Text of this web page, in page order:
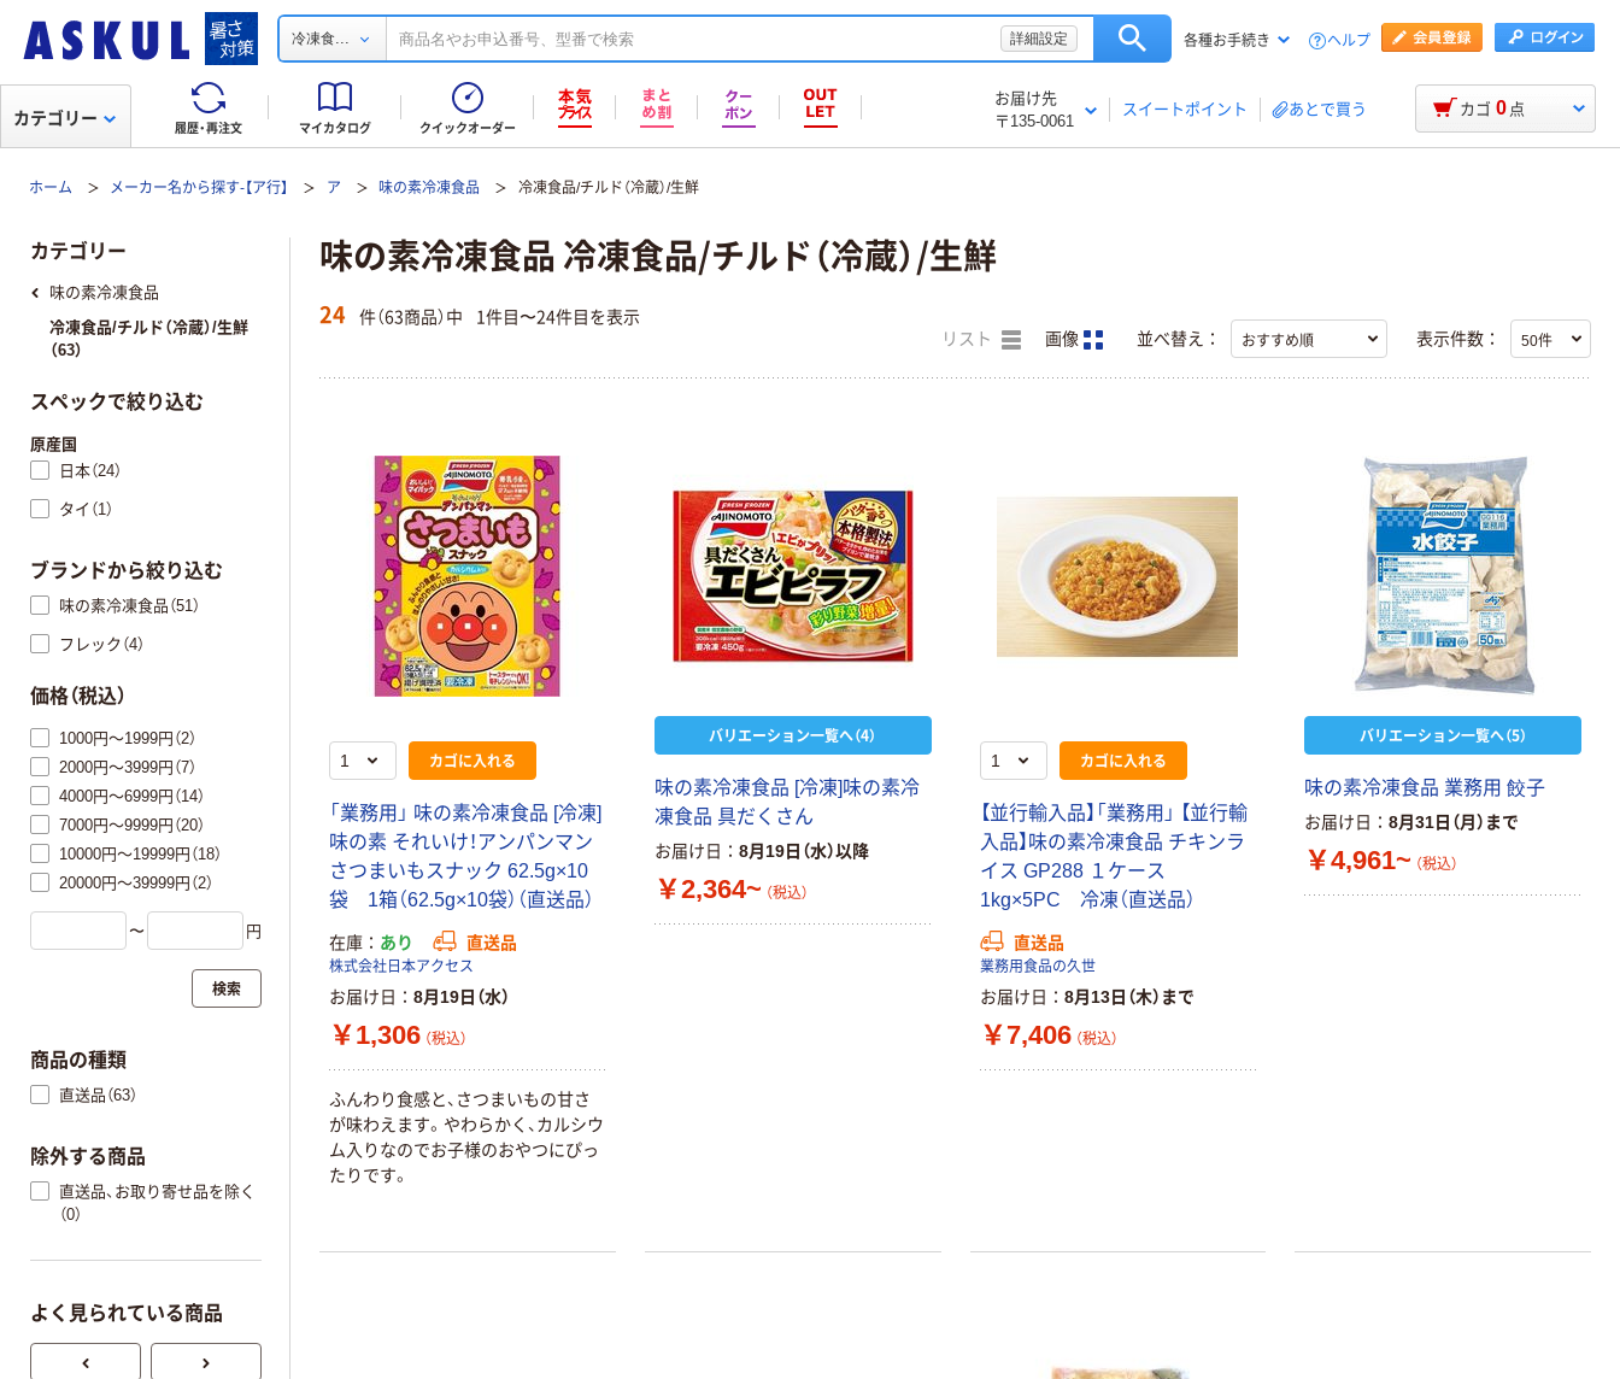
冷凍食... 詳細設定 各種お手続き ヘルプ
履歴・再注文 マイカタログ クイックオーダー
お届け先
〒135-0061
スイートポイント あとで買う
カテゴリー カゴ 0 点
ホーム メーカー名から探す-【ア行】 ア 味の素冷凍食品 冷凍食品/チルド（冷蔵）/生鮮
味の素冷凍食品 冷凍食品/チルド（冷蔵）/生鮮
24 件（63商品）中 1件目〜24件目を表示
リスト 画像 並べ替え： 表示件数：
カゴに入れる
「業務用」 味の素冷凍食品 [冷凍]
味の素 それいけ！アンパンマン
さつまいもスナック 62.5g×10
袋 1箱（62.5g×10袋）（直送品）
在庫 あり 直送品
株式会社日本アクセス
お届け日 8月19日（水）
￥1,306 （税込）
ふんわり食感と、さつまいもの甘さ
が味わえます。やわらかく、カルシウ
ム入りなのでお子様のおやつにぴっ
たりです。
バリエーション一覧へ（4）
味の素冷凍食品 [冷凍]味の素冷
凍食品 具だくさん
お届け日 8月19日（水）以降
￥2,364~ （税込）
カゴに入れる
【並行輸入品】「業務用」 【並行輸
入品】味の素冷凍食品 チキンラ
イス GP288 １ケース
1kg×5PC 冷凍（直送品）
直送品
業務用食品の久世
お届け日 8月13日（木）まで
￥7,406 （税込）
バリエーション一覧へ（5）
味の素冷凍食品 業務用 餃子
お届け日 8月31日（月）まで
￥4,961~ （税込）
カテゴリー
味の素冷凍食品
冷凍食品/チルド（冷蔵）/生鮮
（63）
スペックで絞り込む
原産国
日本（24）
タイ（1）
ブランドから絞り込む
味の素冷凍食品（51）
フレック（4）
価格（税込）
1000円～1999円（2）
2000円～3999円（7）
4000円～6999円（14）
7000円～9999円（20）
10000円～19999円（18）
20000円～39999円（2）
〜 円
検索
商品の種類
直送品（63）
除外する商品
直送品、お取り寄せ品を除く
（0）
よく見られている商品